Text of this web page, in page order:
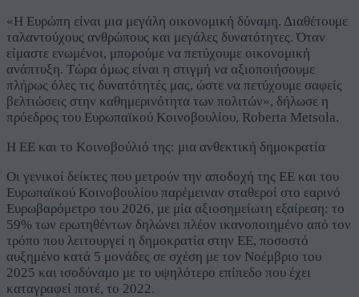
«Η Ευρώπη είναι μια μεγάλη οικονομική δύναμη. Διαθέτουμε
ταλαντούχους ανθρώπους και μεγάλες δυνατότητες. Όταν
είμαστε ενωμένοι, μπορούμε να πετύχουμε οικονομική
ανάπτυξη. Τώρα όμως είναι η στιγμή να αξιοποιήσουμε
πλήρως όλες τις δυνατότητές μας, ώστε να πετύχουμε σαφείς
βελτιώσεις στην καθημερινότητα των πολιτών», δήλωσε η
πρόεδρος του Ευρωπαϊκού Κοινοβουλίου, Roberta Metsola.
Η ΕΕ και το Κοινοβούλιό της: μια ανθεκτική δημοκρατία
Οι γενικοί δείκτες που μετρούν την αποδοχή της ΕΕ και του
Ευρωπαϊκού Κοινοβουλίου παρέμειναν σταθεροί στο εαρινό
Ευρωβαρόμετρο του 2026, με μία αξιοσημείωτη εξαίρεση: το
59% των ερωτηθέντων δηλώνει πλέον ικανοποιημένο από τον
τρόπο που λειτουργεί η δημοκρατία στην ΕΕ, ποσοστό
αυξημένο κατά 5 μονάδες σε σχέση με τον Νοέμβριο του
2025 και ισοδύναμο με το υψηλότερο επίπεδο που έχει
καταγραφεί ποτέ, το 2022.